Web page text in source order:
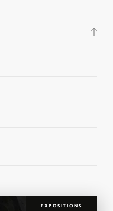
EXPOSITIONS